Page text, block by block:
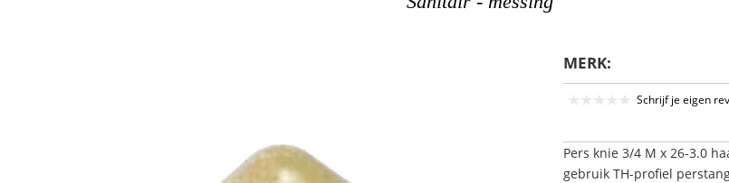
MERK:
Schrijf je eigen
Pers knie 3/4 M x 26-3.0
gebruik TH-profiel